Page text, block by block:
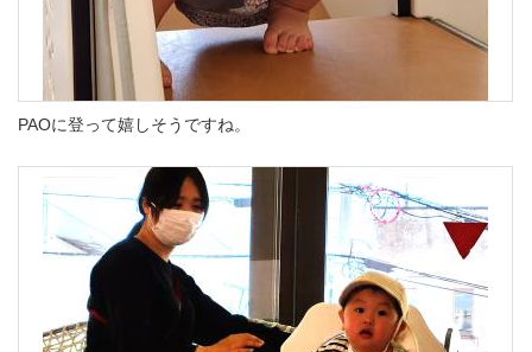
PAOに登って嬉しそうですね。